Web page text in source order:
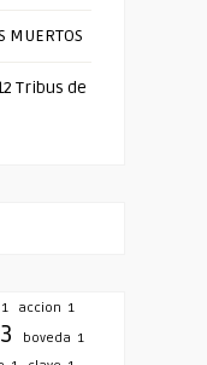
MUERTOS
Tribus de
1 accion 1
3 boveda 1